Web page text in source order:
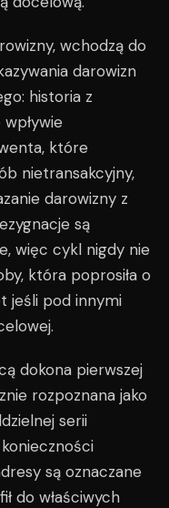
wchodzą do
darowizn
historia z
które
nietransakcyjny,
darowizny z
są
więc cykl nigdy nie
która poprosiła o
jeśli pod innymi
dokona pierwszej
rozpoznana jako
serii
są oznaczane
do właściwych